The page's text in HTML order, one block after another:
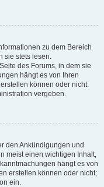
zu dem Bereich
sie stets lesen.
des Forums, in dem sie
hängt es von Ihren
können oder nicht.
vergeben.
den Ankündigungen und
meist einen wichtigen Inhalt,
hängt es von
erstellen können oder nicht;
ein.